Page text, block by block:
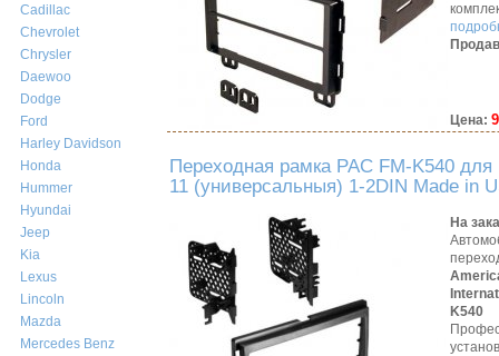
Cadillac
Chevrolet
Chrysler
Daewoo
Dodge
Ford
Harley Davidson
Honda
Hummer
Hyundai
Jeep
Kia
Lexus
Lincoln
Mazda
Mercedes Benz
Цена:
Переходная рамка PAC FM-K540
11 (универсальныя) 1-2DIN Made in
На
K540